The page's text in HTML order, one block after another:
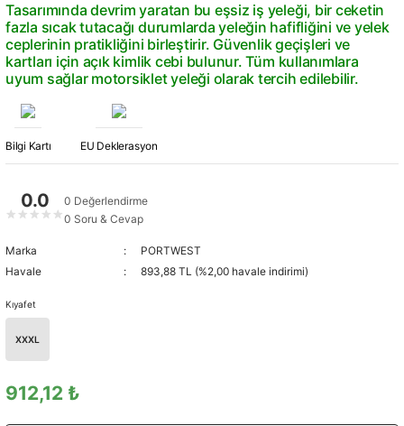
Tasarımında devrim yaratan bu eşsiz iş yeleği, bir ceketin
fazla sıcak tutacağı durumlarda yeleğin hafifliğini ve yelek
ceplerinin pratikliğini birleştirir. Güvenlik geçişleri ve
kartları için açık kimlik cebi bulunur. Tüm kullanımlara
uyum sağlar motorsiklet yeleği olarak tercih edilebilir.
Bilgi Kartı EU Deklerasyon
0.0
★ ★ ★ ★ ★
0 Değerlendirme
0 Soru & Cevap
Marka
PORTWEST
Havale
893,88 TL (%2,00 havale indirimi)
Kıyafet
XXXL
912,12 ₺